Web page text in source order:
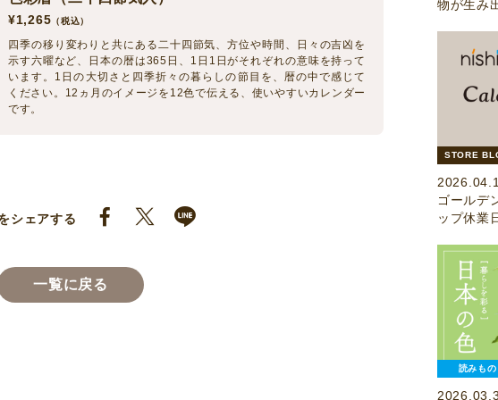
¥1,265 （税込）
四季の移り変わりと共にある二十四節気、方位や時間、日々の吉凶を
示す六曜など、日本の暦は365日、1日1日がそれぞれの意味を持って
います。1日の大切さと四季折々の暮らしの節目を、暦の中で感じて
ください。12ヵ月のイメージを12色で伝える、使いやすいカレンダー
です。
シェアする
一覧に戻る
物が生み
STORE
ゴールデ
ップ休業
読みもの